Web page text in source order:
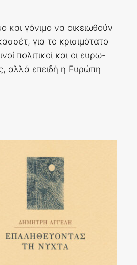
και γόνιμο να οικειωθούν
για το κρισιμότατο
πολιτικοί και οι ευρω-
αλλά επειδή η Ευρώπη